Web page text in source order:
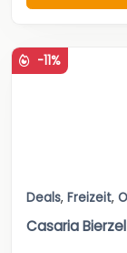
-11%
Deals, Freizeit,
Casaria